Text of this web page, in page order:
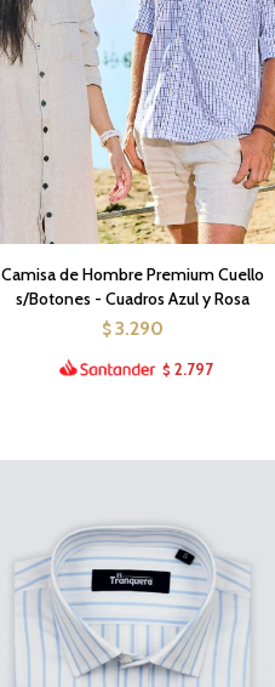
Camisa de Hombre Premium Cuello
s/Botones - Cuadros Azul y Rosa
$ 3.290
$ 2.797